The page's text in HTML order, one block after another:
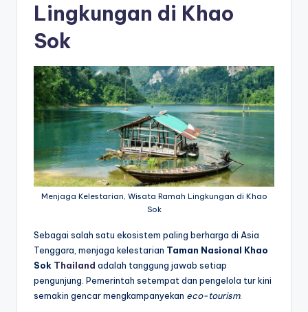
Lingkungan di Khao
Sok
Menjaga Kelestarian, Wisata Ramah Lingkungan di Khao
Sok
Sebagai salah satu ekosistem paling berharga di Asia
Tenggara, menjaga kelestarian Taman Nasional Khao
Sok Thailand adalah tanggung jawab setiap
pengunjung. Pemerintah setempat dan pengelola tur kini
semakin gencar mengkampanyekan eco-tourism.